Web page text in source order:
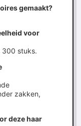
gemaakt?
voor
300 stuks.
zakken,
deze haar